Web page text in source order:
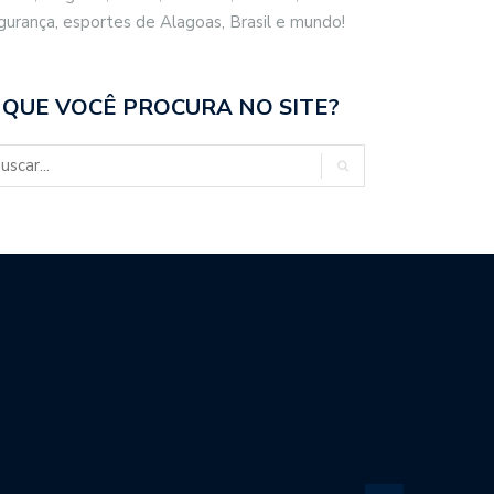
MACEIÓ REFORÇAM…
esportes de Alagoas, Brasil e mundo!
VOCÊ PROCURA NO SITE?